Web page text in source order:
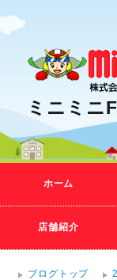
ミニミニ
ホーム
店舗紹介
ブログトップ